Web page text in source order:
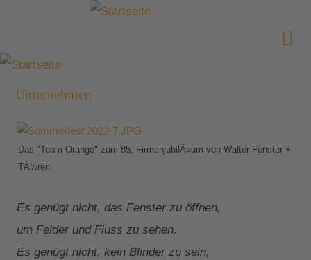
Unternehmen
Das "Team Orange" zum 85. FirmenjubilÃ¤um von Walter Fenster +
TÃ¼ren
Es genügt nicht, das Fenster zu öffnen,
um Felder und Fluss zu sehen.
Es genügt nicht, kein Blinder zu sein,